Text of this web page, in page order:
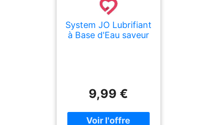
System JO Lubrifiant
à Base d'Eau saveur
9,99 €